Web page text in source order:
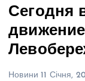
Сегодня
Новини 11 Січня,